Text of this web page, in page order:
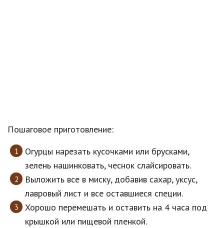
Пошаговое приготовление:
Огурцы нарезать кусочками или брусками,
зелень нашинковать, чеснок слайсировать.
Выложить все в миску, добавив сахар, уксус,
лавровый лист и все оставшиеся специи.
Хорошо перемешать и оставить на 4 часа под
крышкой или пищевой пленкой.